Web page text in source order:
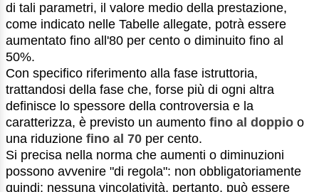
di tali parametri, il valore medio della prestazione,
come indicato nelle Tabelle allegate, potrà essere
aumentato fino all'80 per cento o diminuito fino al
50%.
Con specifico riferimento alla fase istruttoria,
trattandosi della fase che, forse più di ogni altra
definisce lo spessore della controversia e la
caratterizza, è previsto un aumento fino al doppio o
una riduzione fino al 70 per cento.
Si precisa nella norma che aumenti o diminuzioni
possono avvenire "di regola": non obbligatoriamente
quindi; nessuna vincolatività, pertanto, può essere